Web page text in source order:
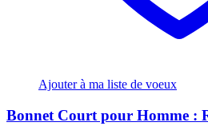
Ajouter à ma liste de voeux
Bonnet Court pour Homme :